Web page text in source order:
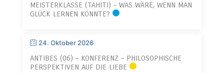
MEISTERKLASSE (TAHITI) – WAS WÄRE, WENN MAN
GLÜCK LERNEN KÖNNTE?
24. Oktober 2026
ANTIBES (06) – KONFERENZ – PHILOSOPHISCHE
PERSPEKTIVEN AUF DIE LIEBE